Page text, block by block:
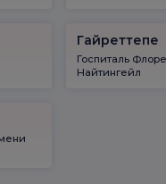
Гайреттепе
Госпиталь
Найтингейл